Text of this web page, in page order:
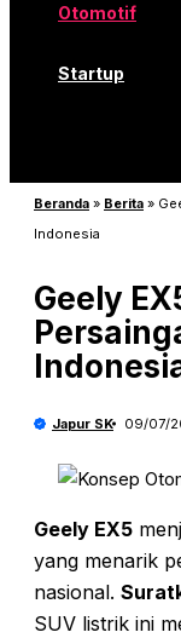
Otomotif
Startup
Beranda » Berita »
Indonesia
Geely
Japur SK 09/07/
Geely EX5
yang menarik
nasional.
SUV listrik ini